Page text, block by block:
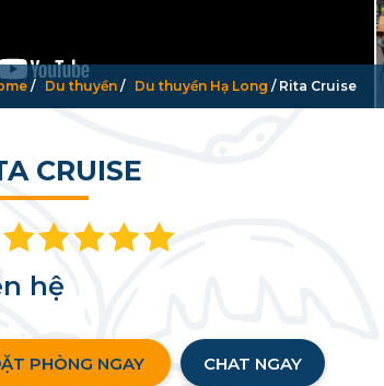
/ Du thuyền / Du thuyền Hạ Long / Rita Cruise
CRUISE
hệ
PHÒNG NGAY CHAT NGAY